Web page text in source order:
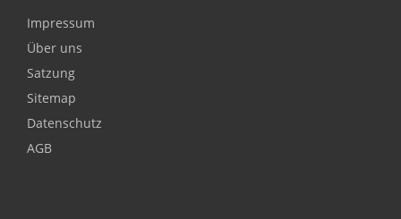
Impressum
Über uns
Satzung
Sitemap
Datenschutz
AGB